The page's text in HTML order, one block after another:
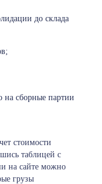
до склада
на сборные партии
стоимости
таблицей с
на сайте можно
грузы